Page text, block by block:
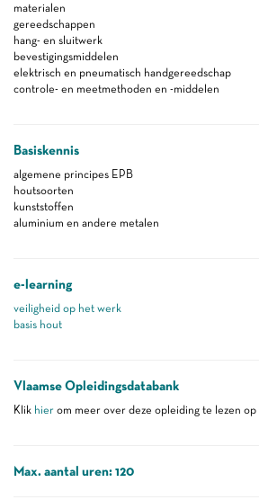
materialen
gereedschappen
hang- en sluitwerk
bevestigingsmiddelen
elektrisch en pneumatisch handgereedschap
controle- en meetmethoden en -middelen
Basiskennis
algemene principes EPB
houtsoorten
kunststoffen
aluminium en andere metalen
e-learning
veiligheid op het werk
basis hout
Vlaamse Opleidingsdatabank
Klik hier om meer over deze opleiding te lezen
Max. aantal uren: 120